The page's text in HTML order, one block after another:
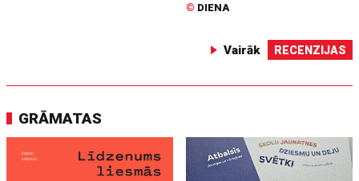
© DIENA
Vairāk RECENZIJAS
GRĀMATAS